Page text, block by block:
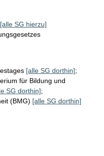
[alle SG hierzu]
[alle SG dorthin];
für Bildung und
SG dorthin];
(BMG) [alle SG dorthin]